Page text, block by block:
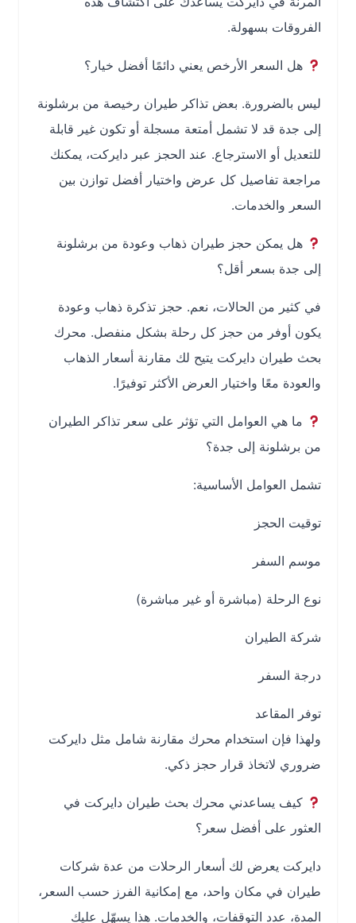
الفروقات بسهولة.
هل السعر الأرخص يعني دائمًا أفضل خيار؟
ليس بالضرورة. بعض تذاكر طيران رخيصة من برشلونة
إلى جدة قد لا تشمل أمتعة مسجلة أو تكون غير قابلة
للتعديل أو الاسترجاع. عند الحجز عبر دايركت، يمكنك
مراجعة تفاصيل كل عرض واختيار أفضل توازن بين
السعر والخدمات.
هل يمكن حجز طيران ذهاب وعودة من برشلونة
إلى جدة بسعر أقل؟
في كثير من الحالات، نعم. حجز تذكرة ذهاب وعودة
يكون أوفر من حجز كل رحلة بشكل منفصل. محرك
بحث طيران دايركت يتيح لك مقارنة أسعار الذهاب
والعودة معًا واختيار العرض الأكثر توفيرًا.
ما هي العوامل التي تؤثر على سعر تذاكر الطيران
من برشلونة إلى جدة؟
تشمل العوامل الأساسية:
توقيت الحجز
موسم السفر
نوع الرحلة (مباشرة أو غير مباشرة)
شركة الطيران
درجة السفر
توفر المقاعد
ولهذا فإن استخدام محرك مقارنة شامل مثل دايركت
ضروري لاتخاذ قرار حجز ذكي.
كيف يساعدني محرك بحث طيران دايركت في
العثور على أفضل سعر؟
دايركت يعرض لك أسعار الرحلات من عدة شركات
طيران في مكان واحد، مع إمكانية الفرز حسب السعر،
المدة، عدد التوقفات، والخدمات. هذا يسهّل عليك